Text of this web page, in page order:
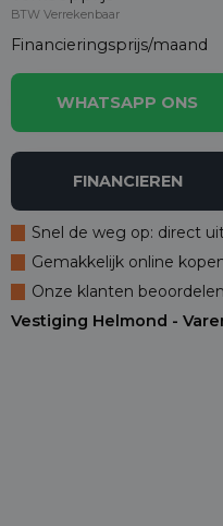
BTW Verrekenbaar
Financieringsprijs/maand
WHATSAPP ONS
FINANCIEREN
Snel de weg op: direct
Gemakkelijk online
Onze klanten
Vestiging Helmond -